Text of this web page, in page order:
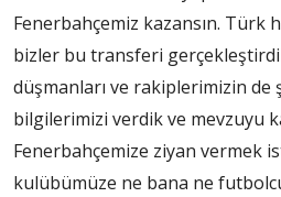
Fenerbahçemiz kazansın. Türk
bizler bu transferi
düşmanları ve rakiplerimizin de
bilgilerimizi verdik ve mevzuyu
Fenerbahçemize ziyan vermek
kulübümüze ne bana ne